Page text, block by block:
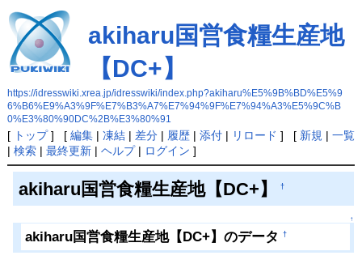
akiharu国営食糧生産地
【DC+】
https://idresswiki.xrea.jp/idresswiki/index.php?akiharu%E5%9B%BD%E5%9
6%B6%E9%A3%9F%E7%B3%A7%E7%94%9F%E7%94%A3%E5%9C%B
0%E3%80%90DC%2B%E3%80%91
[ トップ] [ 編集| 凍結| 差分| 履歴| 添付| リロード ] [ 新規 | 一覧
| 検索| 最終更新| ヘルプ| ログイン ]
akiharu国営食糧生産地【DC+】 †
↑
akiharu国営食糧生産地【DC+】のデータ †